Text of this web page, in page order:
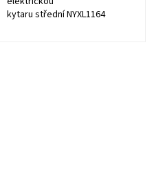
kytaru středníNYXL1164